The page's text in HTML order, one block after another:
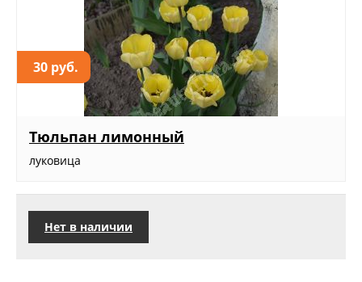
30 руб.
Тюльпан лимонный
луковица
Нет в наличии